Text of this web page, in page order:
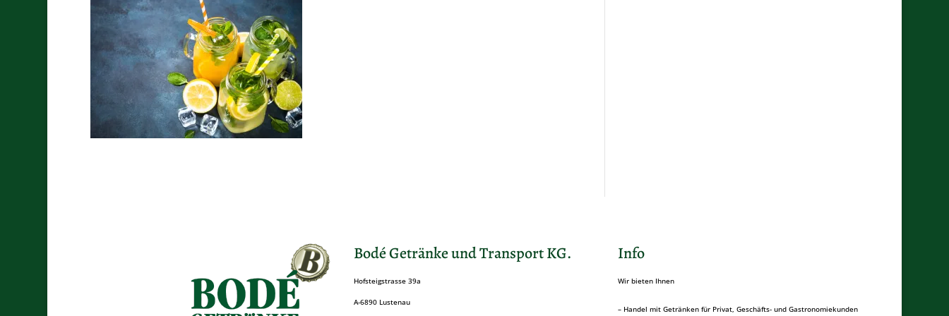
Bodé Getränke und Transport KG.
Hofsteigstrasse 39a
A-6890 Lustenau
Info
Wir bieten Ihnen
– Handel mit Getränken für Privat, Geschäfts- und Gastronomiekunden